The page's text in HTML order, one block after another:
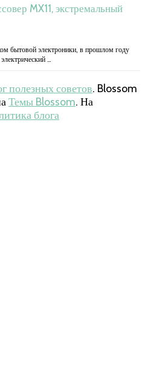
MX11, экстремальный
бытовой электроники, в прошлом году
…
полезных советов. Blossom
Темы Blossom. На
блога